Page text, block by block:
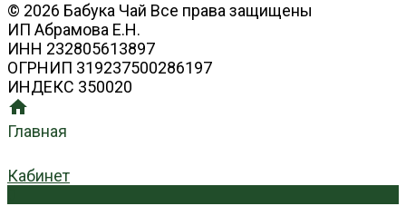
© 2026 Бабука Чай Все права защищены
ИП Абрамова Е.Н.
ИНН 232805613897
ОГРНИП 319237500286197
ИНДЕКС 350020
Главная
Кабинет